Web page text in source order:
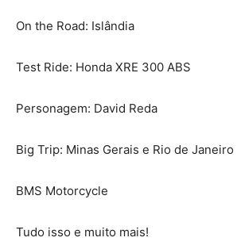
On the Road: Islândia
Test Ride: Honda XRE 300 ABS
Personagem: David Reda
Big Trip: Minas Gerais e Rio de Janeiro
BMS Motorcycle
Tudo isso e muito mais!